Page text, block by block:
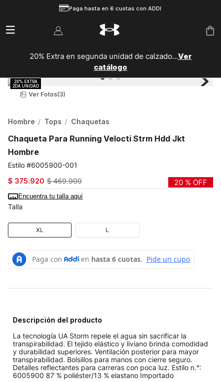
Paga hasta en 6 cuotas con ADDI
20% Extra en segunda unidad de calzado...Ver
catálogo
Ver Fotos(3)
Hombre Tops Chaquetas
Chaqueta Para Running Velocti Strm Hdd Jkt
Hombre
6005900-001
$ 375.920 $ 469.900 20 % OFF
Encuentra tu talla aquí
Talla
XL L
Descripción del producto
La tecnología UA Storm repele el agua sin sacrificar la
transpirabilidad. El tejido elástico y liviano brinda comodidad
y durabilidad superiores. Ventilación posterior para mayor
transpirabilidad. Bolsillos para manos con cierre seguro.
Detalles reflectantes para carreras con poca luz. Estilo n.°:
6005900 87 % poliéster/13 % elastano Importado